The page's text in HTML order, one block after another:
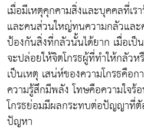
เมื่อมีเหตุคุกคามสิ่งและบุคคลที่เร
และคนส่วนใหญ่ทนความกลัวและ
ป้องกันสิ่งที่กลัวนั้นได้ยาก เมื่อเ
จะปล่อยให้จิตโกรธผู้ที่ทำให้กลัวห
เป็นเหตุ เสน่ห์ของความโกรธคือ
ความรู้สึกมีพลัง โทษคือความใจ
โกรธย่อมมีผลกระทบต่อปัญญาที่ตั
ปัญหา